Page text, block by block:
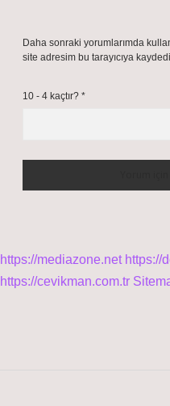
Daha sonraki yorumlarımda
site adresim bu tarayıcıya
10 - 4 kaçtır? *
https://mediazone.net https://
https://cevikman.com.tr